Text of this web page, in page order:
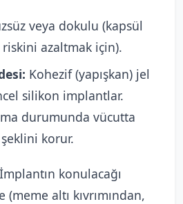
veya dokulu (kapsül
azaltmak için).
Kohezif (yapışkan) jel
silikon implantlar.
durumunda vücutta
korur.
İmplantın konulacağı
altı kıvrımından,